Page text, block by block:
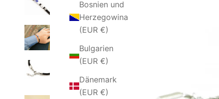
Bosnien und
Herzegowina
(EUR €)
Bulgarien
(EUR €)
Dänemark
(EUR €)